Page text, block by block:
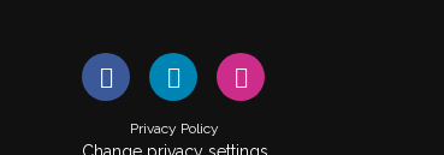
Privacy Policy